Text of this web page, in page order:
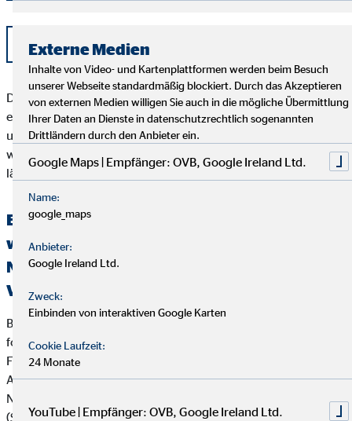
www.schlichtung-finanzberatung.de
Der Kunde sollte beachten, dass das Schlichtungsverfahren
erst angerufen werden kann, wenn seiner Beschwerde durch
unser Unternehmen nicht zu seiner Zufriedenheit abgeholfen
werden konnte, oder unser Unternehmen seine Beschwerde
länger als zwei Monate nicht bearbeitet hat.
Erklärung über die Berücksichtigung der
wichtigsten nachteiligen Auswirkungen auf
Nachhaltigkeitsfaktoren bei der
Versicherungs- und Finanzanlagenberatung
Bei der Beratung zu Versicherungsanlageprodukten (z.B.
fondsgebundenen Lebens- und Rentenversicherungen) und
Finanzanlageprodukten verfolgt die OVB Vermögensberatung
AG die folgende Strategie zur Berücksichtigung von
Nachhaltigkeitsaspekten wie Umwelt (Environment), Soziales
(Social) und verantwortungsvolle Unternehmensführung
Externe Medien
Inhalte von Video- und Kartenplattformen werden beim Besuch
unserer Webseite standardmäßig blockiert. Durch das Akzeptieren
von externen Medien willigen Sie auch in die mögliche Übermittlung
Ihrer Daten an Dienste in datenschutzrechtlich sogenannten
Drittländern durch den Anbieter ein.
Google Maps | Empfänger: OVB, Google Ireland Ltd.
Name:
google_maps
Anbieter:
Google Ireland Ltd.
Zweck:
Einbinden von interaktiven Google Karten
Cookie Laufzeit:
24 Monate
YouTube | Empfänger: OVB, Google Ireland Ltd.